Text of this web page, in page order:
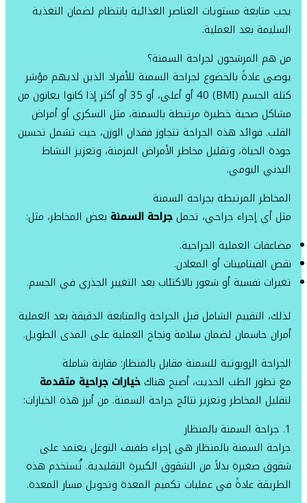
يجب متابعة مستويات العناصر الغذائية بانتظام لضمان التغذية
السليمة بعد العملية.
من هم المرشحون لجراحة السمنة؟
يوصى عادةً بالخضوع لجراحة السمنة للأفراد الذين لديهم مؤشر
كتلة الجسم (BMI) 40 أو أعلى، أو 35 أو أكثر إذا كانوا يعانون من
مشاكل صحية خطيرة مرتبطة بالسمنة، مثل السكري أو أمراض
القلب. فوائد هذه الجراحة تتجاوز فقدان الوزن، حيث تشمل تحسين
جودة الحياة، وتقليل مخاطر الأمراض المزمنة، وتعزيز النشاط
البدني اليومي.
المخاطر المرتبطة بجراحة السمنة
مثل أي إجراء جراحي، تحملجراحة السمنة بعض المخاطر، مثل:
مضاعفات العملية الجراحية.
نقص الفيتامينات أو المعادن.
تغيرات نفسية أو شعور بالاكتئاب بعد التغيير الجذري في الجسم.
لذلك، التقييم الشامل قبل الجراحة والمتابعة الدقيقة بعد العملية
أمران حاسمان لضمان سلامة ونجاح العملية على المدى الطويل.
الجراحة الروبوتية للسمنة مقابل بالمنظار: مقارنة شاملة
مع تطور الطب الحديث، أصبح هناكخيارات جراحية متقدمة
لتقليل المخاطر وتعزيز نتائج جراحة السمنة. من أبرز هذه الخيارات:
1. جراحة السمنة بالمنظار
جراحة السمنة بالمنظار هي إجراء طفيف التوغل يعتمد على
شقوق صغيرة بدلاً من الشقوق الكبيرة التقليدية. تُستخدم هذه
الطريقة عادةً في عمليات تكميم المعدة وتحويل مسار المعدة.